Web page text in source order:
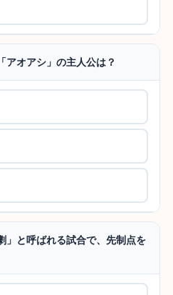
オアシ」の主人公は？
」と呼ばれる試合で、先制点を